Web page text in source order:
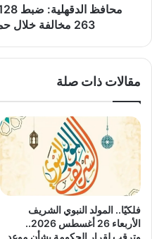
مخالفة
رمضان
263 مخالفة خلال حملات مكثفة في رمضان
مقالات ذات صلة
فلكيًا.. المولد النبوي الشريف
الأربعاء 26 أغسطس 2026..
وترقب لقرار الحكومة بشأن موعد